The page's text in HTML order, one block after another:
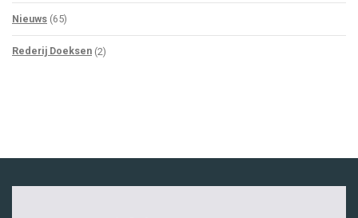
Nieuws (65)
Rederij Doeksen (2)